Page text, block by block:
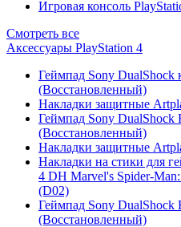
Игровая консоль
Смотреть все
Аксессуары PlayStation 4
Геймпад Sony
(Восстановленный)
Накладки защитные
Геймпад Sony DualShock
(Восстановленный)
Накладки защитные
Накладки на стики для
4 DH Marvel's Spider-
(D02)
Геймпад Sony
(Восстановленный)